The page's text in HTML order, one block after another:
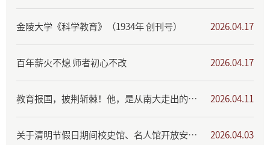
金陵大学《科学教育》（1934年 创刊号） 2026.04.17
百年薪火不熄 师者初心不改 2026.04.17
教育报国，披荆斩棘！他，是从南大走出的教育家与革命者 2026.04.11
关于清明节假日期间校史馆、名人馆开放安排的公告 2026.04.03